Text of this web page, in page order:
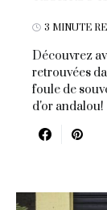
3 MINUTE
Découvrez
retrouvées
foule de
d'or andalou!